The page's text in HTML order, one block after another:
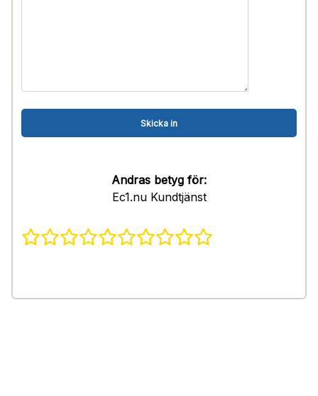
Andras betyg för:
Ec1.nu Kundtjänst